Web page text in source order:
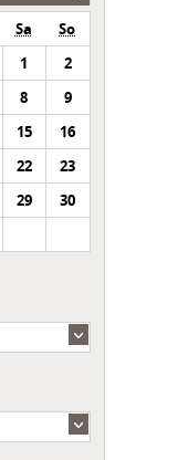
Sa
So
1
2
8
9
15
16
22
23
29
30